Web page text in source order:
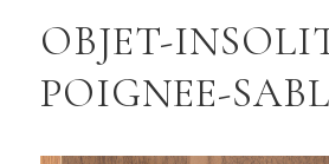
OBJET-
POIGNEE-